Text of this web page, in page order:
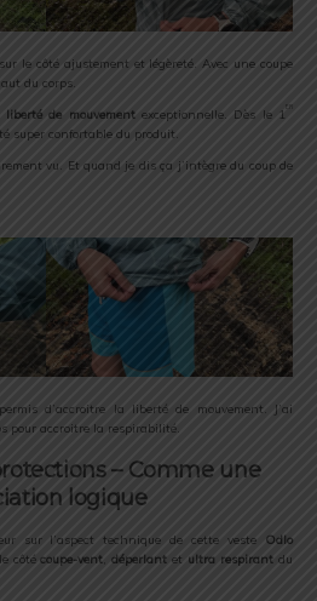
le côté ajustement et légèreté. Avec une coupe
du corps.
liberté de mouvementexceptionnelle. Dès le 1
er
super confortable du produit.
vu. Et quand je dis ça j’intègre du coup de
d’accroitre la liberté de mouvement. J’ai
pour accroitre la respirabilité.
– Comme une
logique
sur l’aspect technique de cette veste
Odlo
côté coupe-vent,déperlant et ultra respirantdu